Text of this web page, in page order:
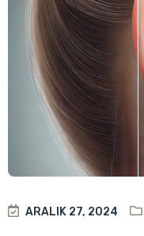
ARALIK 27, 2024